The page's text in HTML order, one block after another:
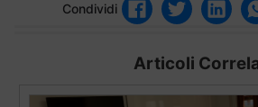
Condividi
Articoli